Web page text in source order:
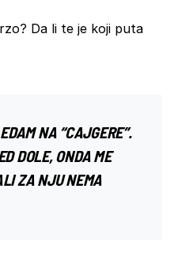
Da li te je koji puta
NA “CAJGERE”.
DOLE, ONDA ME
ZA NJU NEMA